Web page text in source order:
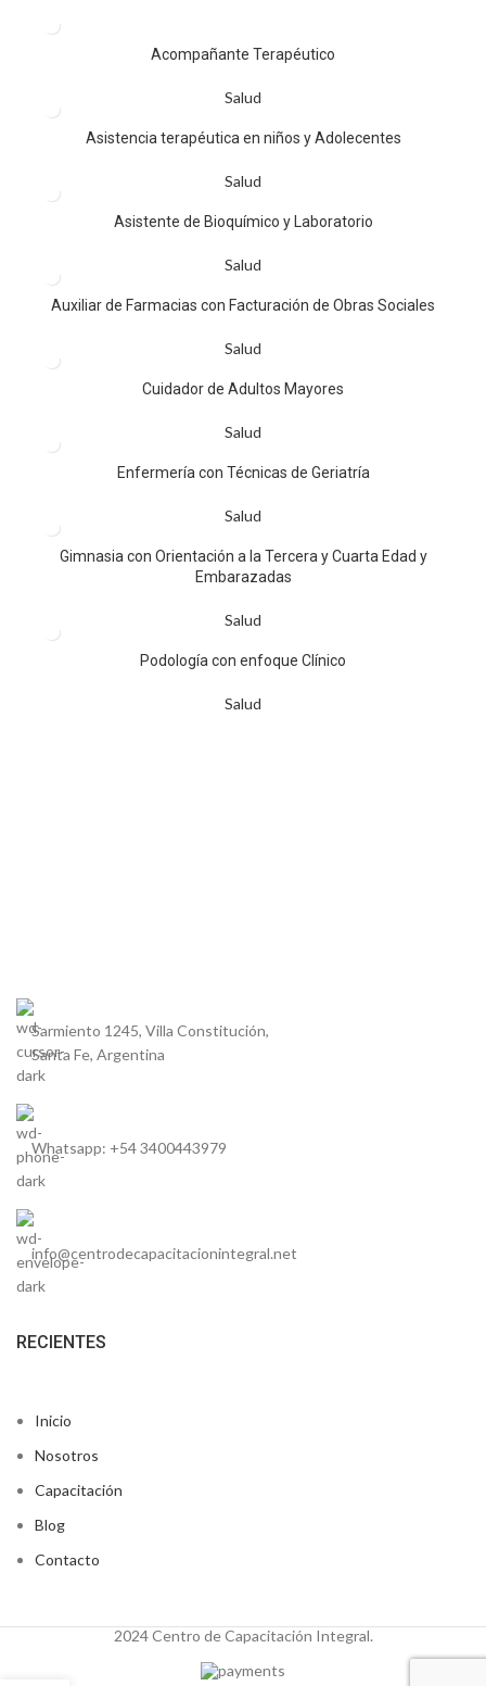
Acompañante Terapéutico
Salud
Asistencia terapéutica en niños y Adolecentes
Salud
Asistente de Bioquímico y Laboratorio
Salud
Auxiliar de Farmacias con Facturación de Obras Sociales
Salud
Cuidador de Adultos Mayores
Salud
Enfermería con Técnicas de Geriatría
Salud
Gimnasia con Orientación a la Tercera y Cuarta Edad y
Embarazadas
Salud
Podología con enfoque Clínico
Salud
Sarmiento 1245, Villa Constitución,
Santa Fe, Argentina
Whatsapp: +54 3400443979
info@centrodecapacitacionintegral.net
RECIENTES
Inicio
Nosotros
Capacitación
Blog
Contacto
2024 Centro de Capacitación Integral.